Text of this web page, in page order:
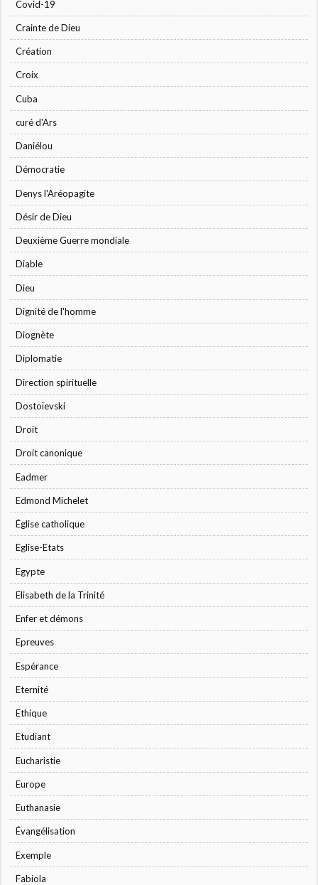
Covid-19
Crainte de Dieu
Création
Croix
Cuba
curé d'Ars
Daniélou
Démocratie
Denys l'Aréopagite
Désir de Dieu
Deuxième Guerre mondiale
Diable
Dieu
Dignité de l'homme
Diognète
Diplomatie
Direction spirituelle
Dostoïevski
Droit
Droit canonique
Eadmer
Edmond Michelet
Église catholique
Eglise-Etats
Egypte
Elisabeth de la Trinité
Enfer et démons
Epreuves
Espérance
Eternité
Ethique
Etudiant
Eucharistie
Europe
Euthanasie
Évangélisation
Exemple
Fabiola